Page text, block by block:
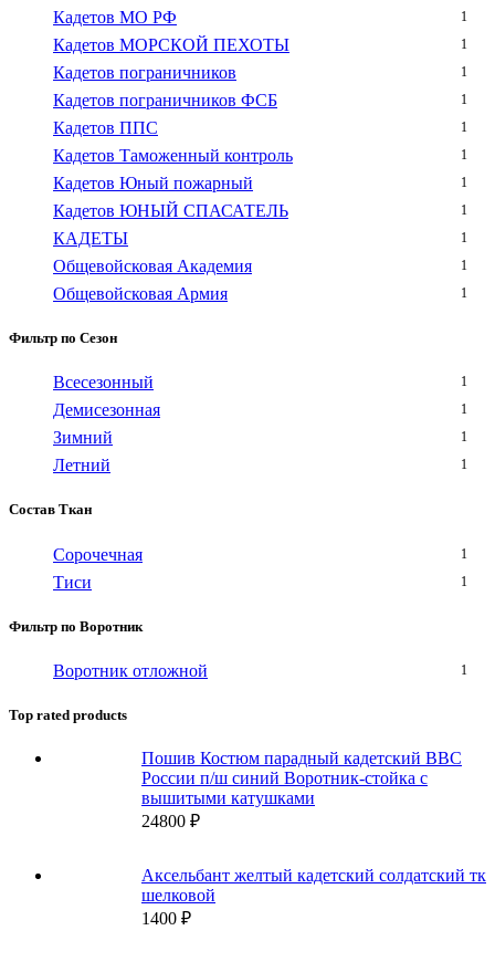
Кадетов МО РФ 1
Кадетов МОРСКОЙ ПЕХОТЫ 1
Кадетов пограничников 1
Кадетов пограничников ФСБ 1
Кадетов ППС 1
Кадетов Таможенный контроль 1
Кадетов Юный пожарный 1
Кадетов ЮНЫЙ СПАСАТЕЛЬ 1
КАДЕТЫ 1
Общевойсковая Академия 1
Общевойсковая Армия 1
Фильтр по Сезон
Всесезонный 1
Демисезонная 1
Зимний 1
Летний 1
Состав Ткан
Сорочечная 1
Тиси 1
Фильтр по Воротник
Воротник отложной 1
Top rated products
Пошив Костюм парадный кадетский ВВС
России п/ш синий Воротник-стойка с
вышитыми катушками
24800 ₽
Аксельбант желтый кадетский солдатский тк
шелковой
1400 ₽